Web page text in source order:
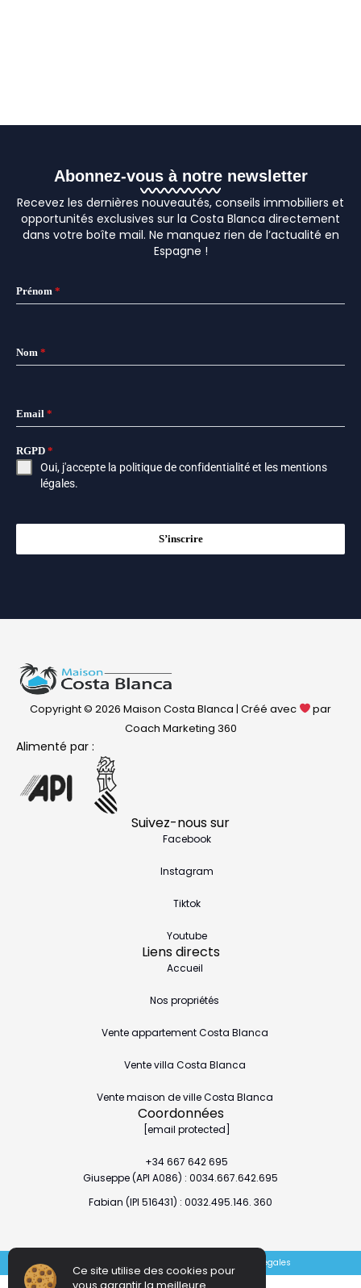
Abonnez-vous à notre newsletter
Recevez les dernières nouveautés, conseils immobiliers et
opportunités exclusives sur la Costa Blanca directement
dans votre boîte mail. Ne manquez rien de l’actualité en
Espagne !
Prénom *
Nom *
Email *
RGPD *
Oui, j'accepte la politique de confidentialitéet les mentions
légales.
S’inscrire
Copyright © 2026 Maison Costa Blanca | Créé avec
par
Coach Marketing 360
Alimenté par :
Suivez-nous sur
Facebook
Instagram
Tiktok
Youtube
Coordonnées
[email protected]
+34 667 642 695
Giuseppe (API A086) : 0034.667.642.695
Fabian (IPI 516431) : 0032.495.146. 360
Liens directs
Accueil
Nos propriétés
Vente appartement Costa Blanca
Vente villa Costa Blanca
Vente maison de ville Costa Blanca
Mentions légales
Ce site utilise des cookies pour